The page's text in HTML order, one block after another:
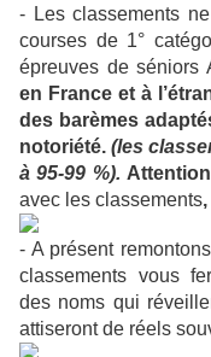
- Les classements
courses de 1°
épreuves de séniors
en France et à
des barèmes
notoriété.(les
à 95-99 %).
avec les classements
- A présent
classements vous
des noms qui
attiseront de réels